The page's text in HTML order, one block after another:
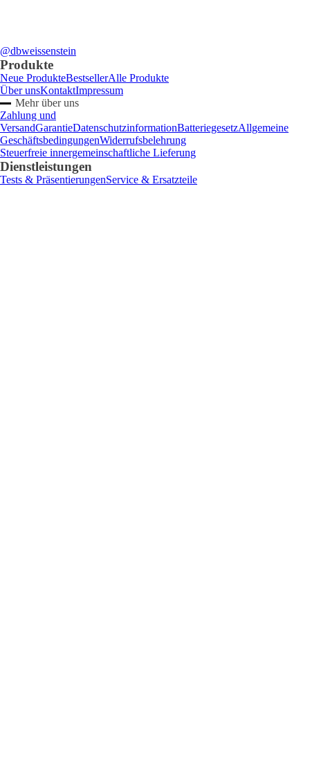
@dbweissenstein
Produkte
Neue ProdukteBestsellerAlle Produkte
Über unsKontaktImpressum
Mehr über uns
Zahlung und
VersandGarantieDatenschutzinformationBatteriegesetzAllgemeine
GeschäftsbedingungenWiderrufsbelehrung
Steuerfreie innergemeinschaftliche Lieferung
Dienstleistungen
Tests & PräsentierungenService & Ersatzteile